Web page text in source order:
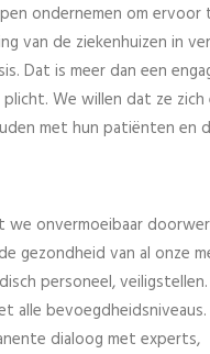
ondernemen om ervoor
van de ziekenhuizen in
Dat is meer dan een
We willen dat ze zich
met hun patiënten en
we onvermoeibaar
gezondheid van al onze
personeel,
alle
dialoog met experts,